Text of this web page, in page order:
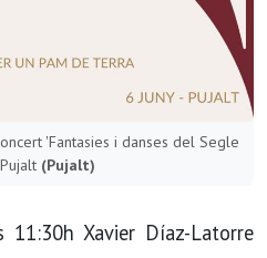
'Fantasies i danses del Segle
(Pujalt)
Xavier Díaz-Latorre